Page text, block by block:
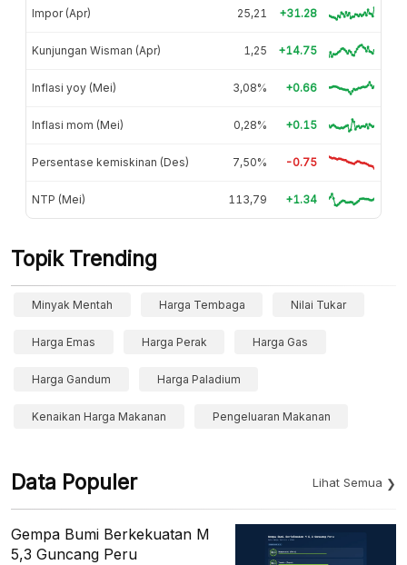
Impor (Apr) 25,21 +31.28
Kunjungan Wisman (Apr) 1,25 +14.75
Inflasi yoy (Mei) 3,08% +0.66
Inflasi mom (Mei) 0,28% +0.15
Persentase kemiskinan (Des) 7,50% -0.75
NTP (Mei) 113,79 +1.34
Topik Trending
Minyak Mentah Harga Tembaga Nilai Tukar
Harga Emas Harga Perak Harga Gas
Harga Gandum Harga Paladium
Kenaikan Harga Makanan Pengeluaran Makanan
Data Populer Lihat Semua
Gempa Bumi Berkekuatan M
5,3 Guncang Peru